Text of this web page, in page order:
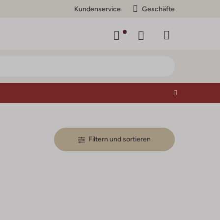
Kundenservice Geschäfte
Filtern und sortieren